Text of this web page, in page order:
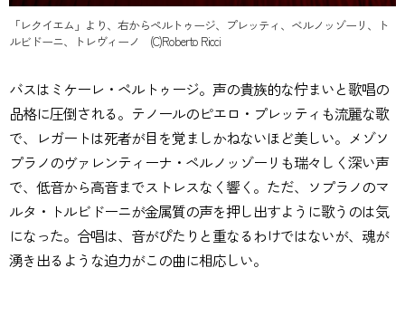
「レクイエム」より、右からペルトゥージ、プレッティ、ベルノッゾーリ、ト
ルビドーニ、トレヴィーノ (C)Roberto Ricci
バスはミケーレ・ペルトゥージ。声の貴族的な佇まいと歌唱の
品格に圧倒される。テノールのピエロ・プレッティも流麗な歌
で、レガートは死者が目を覚ましかねないほど美しい。メゾソ
プラノのヴァレンティーナ・ペルノッゾーリも瑞々しく深い声
で、低音から高音までストレスなく響く。ただ、ソプラノのマ
ルタ・トルビドーニが金属質の声を押し出すように歌うのは気
になった。合唱は、音がぴたりと重なるわけではないが、魂が
湧き出るような迫力がこの曲に相応しい。